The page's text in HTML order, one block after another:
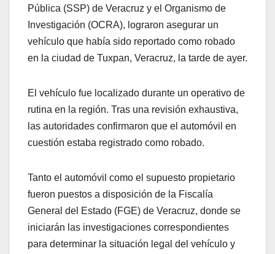
Pública (SSP) de Veracruz y el Organismo de
Investigación (OCRA), lograron asegurar un
vehículo que había sido reportado como robado
en la ciudad de Tuxpan, Veracruz, la tarde de ayer.
El vehículo fue localizado durante un operativo de
rutina en la región. Tras una revisión exhaustiva,
las autoridades confirmaron que el automóvil en
cuestión estaba registrado como robado.
Tanto el automóvil como el supuesto propietario
fueron puestos a disposición de la Fiscalía
General del Estado (FGE) de Veracruz, donde se
iniciarán las investigaciones correspondientes
para determinar la situación legal del vehículo y